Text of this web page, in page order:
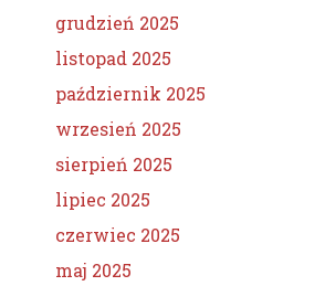
grudzień 2025
listopad 2025
październik 2025
wrzesień 2025
sierpień 2025
lipiec 2025
czerwiec 2025
maj 2025